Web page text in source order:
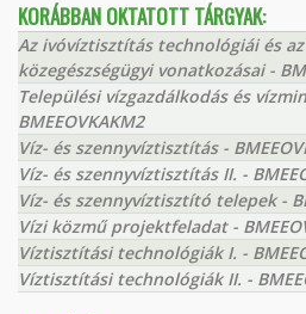
KORÁBBAN OKTATOTT TÁRGYAK:
Az ivóvíztisztítás technológiái és
közegészségügyi vonatkozásai -
Települési vízgazdálkodás és
BMEEOVKAKM2
Víz- és szennyvíztisztítás -
Víz- és szennyvíztisztítás II. -
Víz- és szennyvíztisztító telepek -
Vízi közmű projektfeladat -
Víztisztítási technológiák I. -
Víztisztítási technológiák II. -